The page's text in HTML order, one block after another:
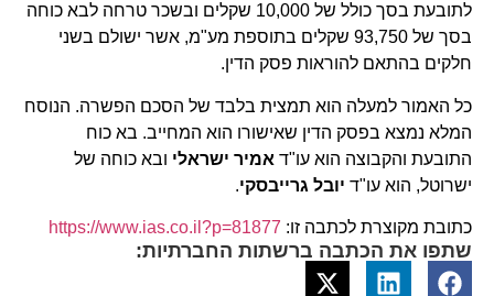
לתובעת בסך כולל של 10,000 שקלים ובשכר טרחה לבא כוחה
בסך של 93,750 שקלים בתוספת מע"מ, אשר ישולם בשני
חלקים בהתאם להוראות פסק הדין.
כל האמור למעלה הוא תמצית בלבד של הסכם הפשרה. הנוסח
המלא נמצא בפסק הדין שאישורו הוא המחייב. בא כוח
התובעת והקבוצה הוא עו"ד אמיר ישראלי ובא כוחה של
ישרוטל, הוא עו"ד יובל גרייבסקי.
כתובת מקוצרת לכתבה זו: https://www.ias.co.il?p=81877
שתפו את הכתבה ברשתות החברתיות: